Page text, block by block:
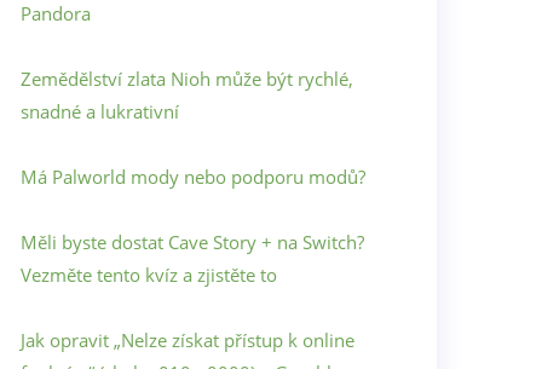
Pandora
Zemědělství zlata Nioh může být rychlé,
snadné a lukrativní
Má Palworld mody nebo podporu modů?
Měli byste dostat Cave Story + na Switch?
Vezměte tento kvíz a zjistěte to
Jak opravit „Nelze získat přístup k online